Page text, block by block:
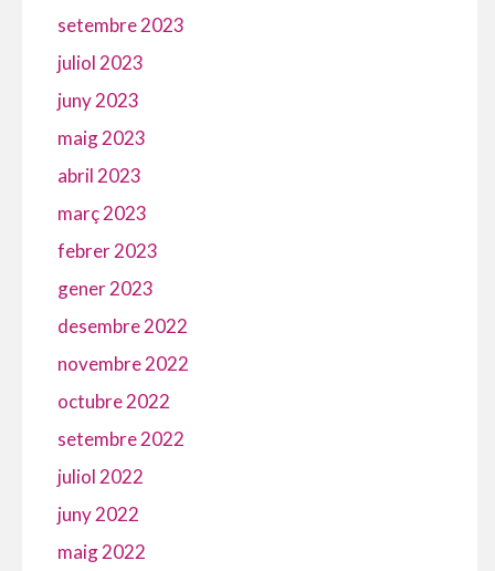
setembre 2023
juliol 2023
juny 2023
maig 2023
abril 2023
març 2023
febrer 2023
gener 2023
desembre 2022
novembre 2022
octubre 2022
setembre 2022
juliol 2022
juny 2022
maig 2022